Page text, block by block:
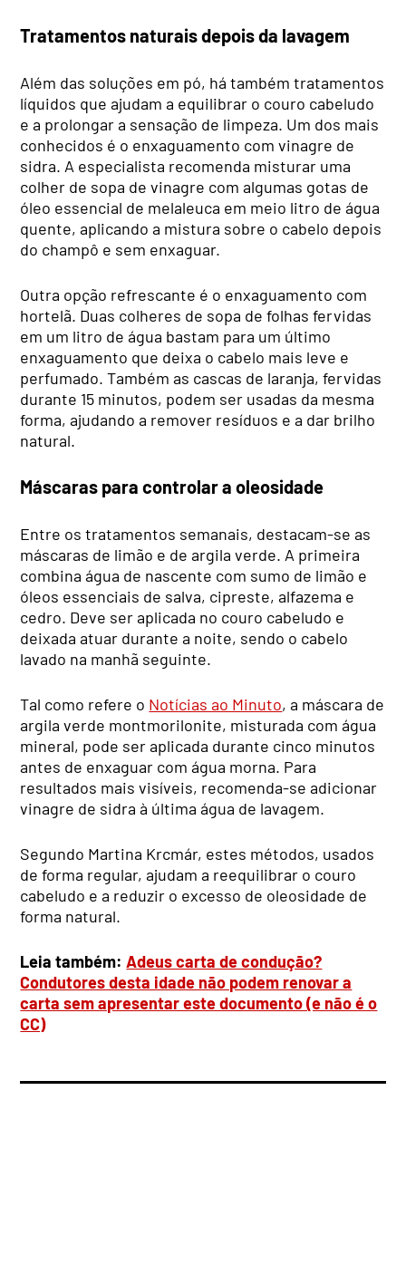
Tratamentos naturais depois da lavagem
Além das soluções em pó, há também tratamentos
líquidos que ajudam a equilibrar o couro cabeludo
e a prolongar a sensação de limpeza. Um dos mais
conhecidos é o enxaguamento com vinagre de
sidra. A especialista recomenda misturar uma
colher de sopa de vinagre com algumas gotas de
óleo essencial de melaleuca em meio litro de água
quente, aplicando a mistura sobre o cabelo depois
do champô e sem enxaguar.
Outra opção refrescante é o enxaguamento com
hortelã. Duas colheres de sopa de folhas fervidas
em um litro de água bastam para um último
enxaguamento que deixa o cabelo mais leve e
perfumado. Também as cascas de laranja, fervidas
durante 15 minutos, podem ser usadas da mesma
forma, ajudando a remover resíduos e a dar brilho
natural.
Máscaras para controlar a oleosidade
Entre os tratamentos semanais, destacam-se as
máscaras de limão e de argila verde. A primeira
combina água de nascente com sumo de limão e
óleos essenciais de salva, cipreste, alfazema e
cedro. Deve ser aplicada no couro cabeludo e
deixada atuar durante a noite, sendo o cabelo
lavado na manhã seguinte.
Tal como refere o Notícias ao Minuto, a máscara de
argila verde montmorilonite, misturada com água
mineral, pode ser aplicada durante cinco minutos
antes de enxaguar com água morna. Para
resultados mais visíveis, recomenda-se adicionar
vinagre de sidra à última água de lavagem.
Segundo Martina Krcmár, estes métodos, usados
de forma regular, ajudam a reequilibrar o couro
cabeludo e a reduzir o excesso de oleosidade de
forma natural.
Leia também:Adeus carta de condução?
Condutores desta idade não podem renovar a
carta sem apresentar este documento (e não é o
CC)